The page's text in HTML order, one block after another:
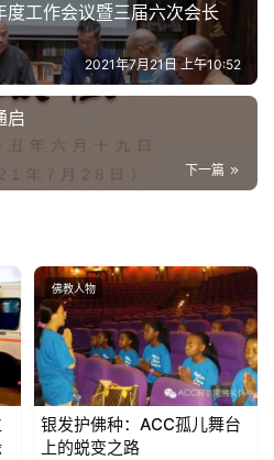
工作会议暨三届六次会长
2021年7月21日 上午10:52
启
下一篇
佛教人物
银发护佛种：ACC孤儿舞台
上的蜕变之路​​